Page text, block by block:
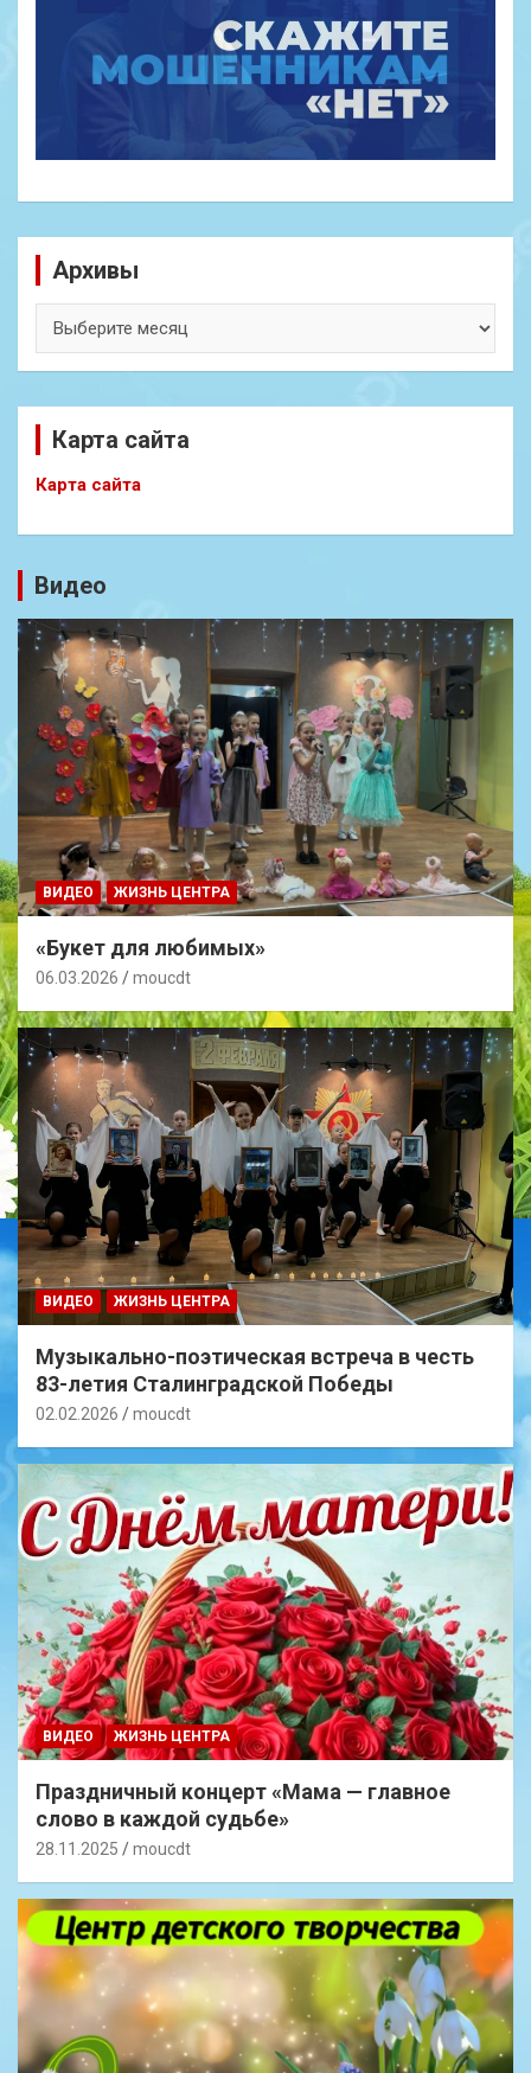
Архивы
Карта сайта
Карта сайта
Видео
ВИДЕО ЖИЗНЬ ЦЕНТРА
«Букет для любимых»
06.03.2026 moucdt
ВИДЕО ЖИЗНЬ ЦЕНТРА
Музыкально-поэтическая встреча в честь
83-летия Сталинградской Победы
02.02.2026 moucdt
ВИДЕО ЖИЗНЬ ЦЕНТРА
Праздничный концерт «Мама — главное
слово в каждой судьбе»
28.11.2025 moucdt